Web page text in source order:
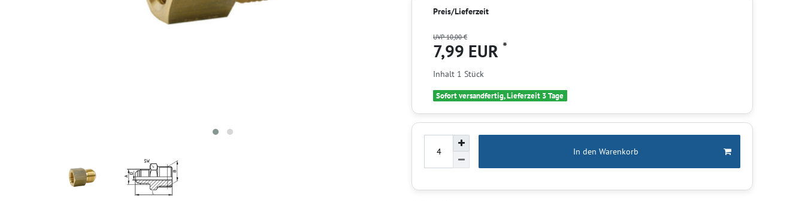
Preis/Lieferzeit
UVP 10,00 €
7,99 EUR *
Inhalt 1 Stück
Sofort versandfertig, Lieferzeit 3 Tage
In den Warenkorb